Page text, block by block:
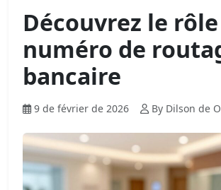
Découvrez le
numéro de
bancaire
9 de février de 2026 By Dilson de